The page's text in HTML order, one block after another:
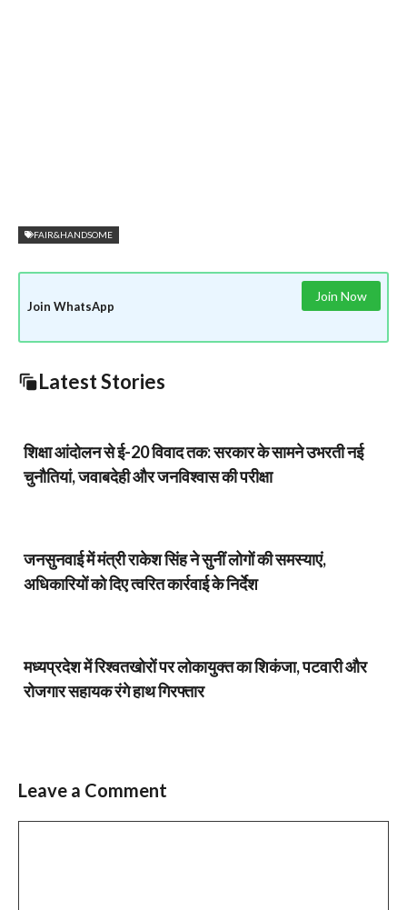
FAIR&HANDSOME
Join WhatsApp
Join Now
Latest Stories
शिक्षा आंदोलन से ई-20 विवाद तक: सरकार के सामने उभरती नई
चुनौतियां, जवाबदेही और जनविश्वास की परीक्षा
जनसुनवाई में मंत्री राकेश सिंह ने सुनीं लोगों की समस्याएं,
अधिकारियों को दिए त्वरित कार्रवाई के निर्देश
मध्यप्रदेश में रिश्वतखोरों पर लोकायुक्त का शिकंजा, पटवारी और
रोजगार सहायक रंगे हाथ गिरफ्तार
Leave a Comment